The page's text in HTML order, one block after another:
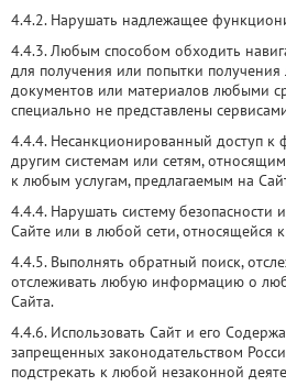
4.4.2. Нарушать надлежащее
4.4.3. Любым способом обходить
для получения или попытки
документов или материалов любыми
специально не представлены
4.4.4. Несанкционированный доступ
другим системам или сетям,
к любым услугам, предлагаемым на
4.4.4. Нарушать систему безопасности
Сайте или в любой сети, относящейся
4.4.5. Выполнять обратный поиск,
отслеживать любую информацию о
Сайта.
4.4.6. Использовать Сайт и его
запрещенных законодательством
подстрекать к любой незаконной